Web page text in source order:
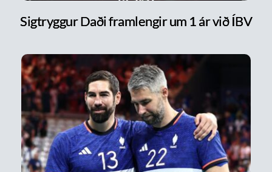
Sigtryggur Daði framlengir um 1 ár við ÍBV